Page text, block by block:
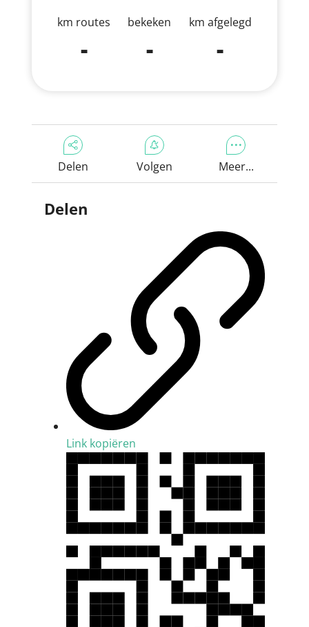
km routes
-
bekeken
-
km afgelegd
-
Delen Volgen Meer...
Delen
Link kopiëren